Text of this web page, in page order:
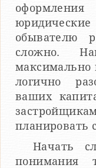
обывателю
сложно.
максимально
логично
ваших
планировать
Начать
понимания